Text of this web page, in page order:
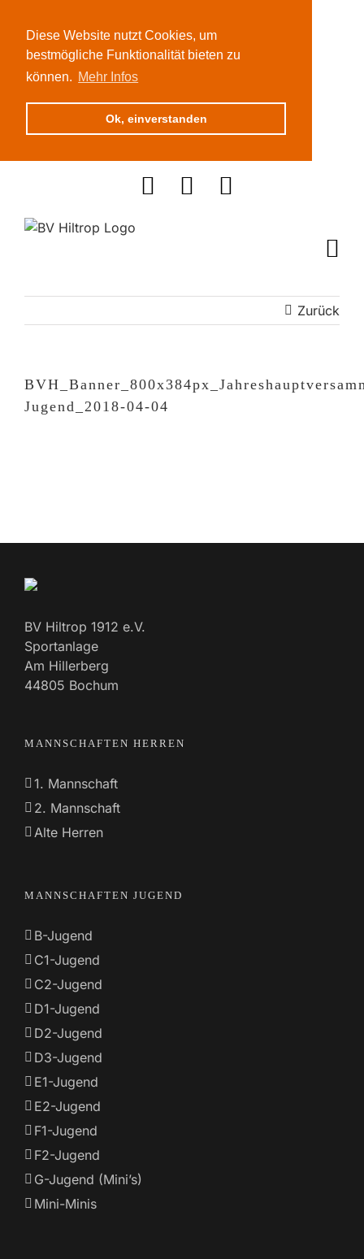
Diese Website nutzt Cookies, um
bestmögliche Funktionalität bieten zu
können. Mehr Infos
Ok, einverstanden
Zurück
Jugend_2018-04-04
BV Hiltrop 1912 e.V.
Sportanlage
Am Hillerberg
44805 Bochum
MANNSCHAFTEN HERREN
1. Mannschaft
2. Mannschaft
Alte Herren
MANNSCHAFTEN JUGEND
B-Jugend
C1-Jugend
C2-Jugend
D1-Jugend
D2-Jugend
D3-Jugend
E1-Jugend
E2-Jugend
F1-Jugend
F2-Jugend
G-Jugend (Mini’s)
Mini-Minis